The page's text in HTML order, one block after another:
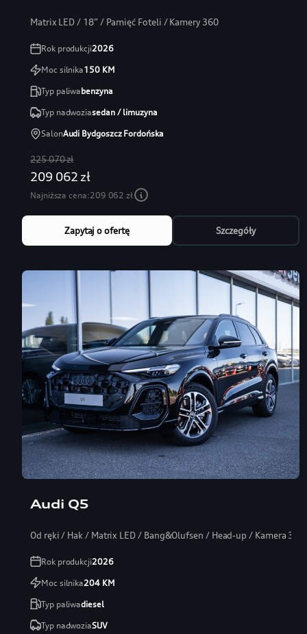
Matrix LED / 18” / Pamięć Foteli / Kamery 360
Rok produkcji2026
Moc silnika150KM
Typ paliwabenzyna
Typ nadwoziasedan / limuzyna
SalonAudi Bydgoszcz Fordońska
225 070 zł
209 062 zł
Najniższa cena:209 062 zł
Zapytaj o ofertę Szczegóły
Audi Q5
Od ręki / Hak / Matrix LED / Bang&Olufsen / Head-up / Kamera 360
Rok produkcji2026
Moc silnika204KM
Typ paliwadiesel
Typ nadwoziaSUV